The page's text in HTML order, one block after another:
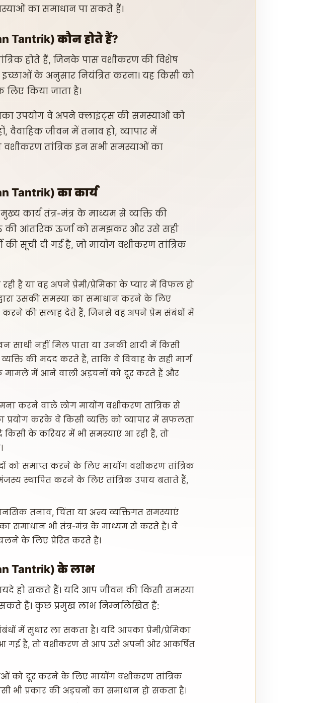
का समाधान पा सकते हैं।
Tantrik) कौन होते हैं?
होते हैं, जिनके पास वशीकरण की विशेष
इच्छाओं के अनुसार नियंत्रित करना। यह किसी को
लिए किया जाता है।
उपयोग वे अपने क्लाइंट्स की समस्याओं को
जीवन में तनाव हो, व्यापार में
वशीकरण तांत्रिक इन सभी समस्याओं का
Tantrik) का कार्य
कार्य तंत्र-मंत्र के माध्यम से व्यक्ति की
की आंतरिक ऊर्जा को समझकर और उसे सही
की सूची दी गई है, जो मायोंग वशीकरण तांत्रिक
हैं या वह अपने प्रेमी/प्रेमिका के प्यार में विफल हो
उसकी समस्या का समाधान करने के लिए
करने की सलाह देते हैं, जिनसे वह अपने प्रेम संबंधों में
साथी नहीं मिल पाता या उनकी शादी में किसी
की मदद करते हैं, ताकि वे विवाह के सही मार्ग
मामले में आने वाली अड़चनों को दूर करते हैं और
करने वाले लोग मायोंग वशीकरण तांत्रिक से
प्रयोग करके वे किसी व्यक्ति को व्यापार में सफलता
किसी के करियर में भी समस्याएं आ रही हैं, तो
को समाप्त करने के लिए मायोंग वशीकरण तांत्रिक
स्थापित करने के लिए तांत्रिक उपाय बताते हैं,
तनाव, चिंता या अन्य व्यक्तिगत समस्याएं
समाधान भी तंत्र-मंत्र के माध्यम से करते हैं। वे
के लिए प्रेरित करते हैं।
Tantrik) के लाभ
हो सकते हैं। यदि आप जीवन की किसी समस्या
हैं। कुछ प्रमुख लाभ निम्नलिखित हैं:
में सुधार ला सकता है। यदि आपका प्रेमी/प्रेमिका
आ गई है, तो वशीकरण से आप उसे अपनी ओर आकर्षित
को दूर करने के लिए मायोंग वशीकरण तांत्रिक
भी प्रकार की अड़चनों का समाधान हो सकता है।